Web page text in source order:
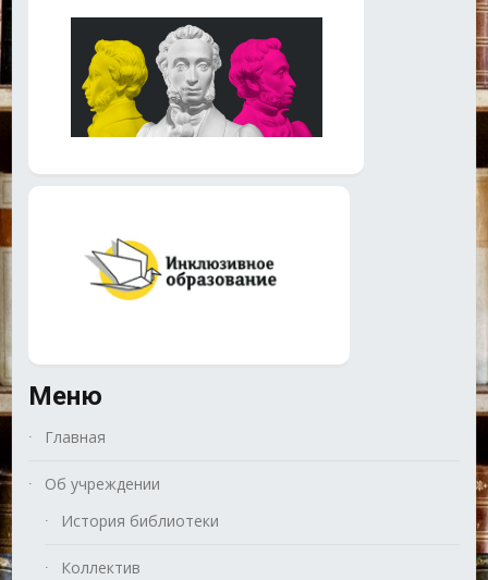
Меню
Главная
Об учреждении
История библиотеки
Коллектив